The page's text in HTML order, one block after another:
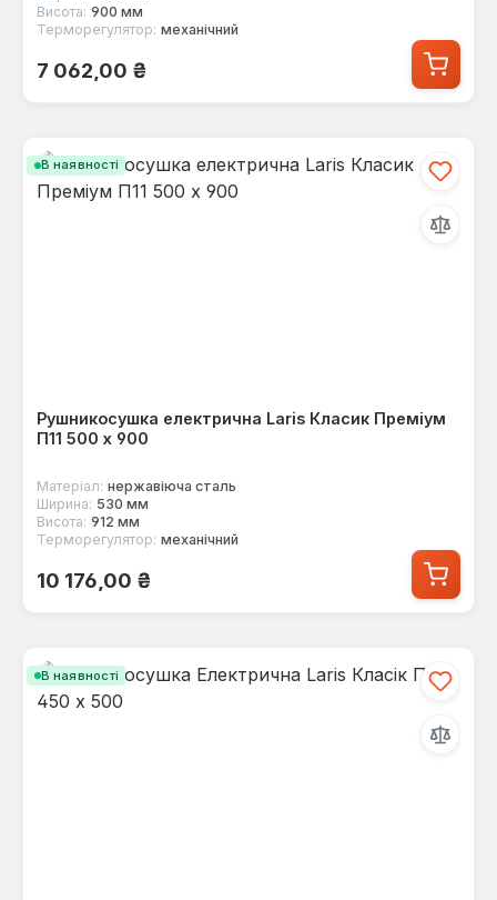
Висота: 900 мм
Терморегулятор: механічний
Звичайна ціна:
7 062,00 ₴
В наявності
Рушникосушка електрична Laris Класик Преміум
П11 500 х 900
Матеріал: нержавіюча сталь
Ширина: 530 мм
Висота: 912 мм
Терморегулятор: механічний
Звичайна ціна:
10 176,00 ₴
В наявності